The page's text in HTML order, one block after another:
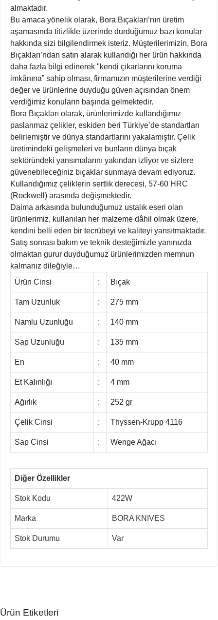
almaktadır.
Bu amaca yönelik olarak, Bora Bıçakları’nın üretim
aşamasında titizlikle üzerinde durduğumuz bazı konular
hakkında sizi bilgilendirmek isteriz. Müşterilerimizin, Bora
Bıçakları’ndan satın alarak kullandığı her ürün hakkında
daha fazla bilgi edinerek "kendi çıkarlarını koruma
imkânına” sahip olması, firmamızın müşterilerine verdiği
değer ve ürünlerine duyduğu güven açısından önem
verdiğimiz konuların başında gelmektedir.
Bora Bıçakları olarak, ürünlerimizde kullandığımız
paslanmaz çelikler, eskiden beri Türkiye’de standartları
belirlemiştir ve dünya standartlarını yakalamıştır. Çelik
üretimindeki gelişmeleri ve bunların dünya bıçak
sektöründeki yansımalarını yakından izliyor ve sizlere
güvenebileceğiniz bıçaklar sunmaya devam ediyoruz.
Kullandığımız çeliklerin sertlik derecesi, 57-60 HRC
(Rockwell) arasında değişmektedir.
Daima arkasında bulunduğumuz ustalık eseri olan
ürünlerimiz, kullanılan her malzeme dâhil olmak üzere,
kendini belli eden bir tecrübeyi ve kaliteyi yansıtmaktadır.
Satış sonrası bakım ve teknik desteğimizle yanınızda
olmaktan gurur duyduğumuz ürünlerimizden memnun
kalmanız dileğiyle…
Ürün Cinsi
: Bıçak
Tam Uzunluk : 275 mm
Namlu Uzunluğu : 140 mm
Sap Uzunluğu : 135 mm
En : 40 mm
Et Kalınlığı : 4 mm
Ağırlık : 252 gr
Çelik Cinsi : Thyssen-Krupp 4116
Sap Cinsi : Wenge Ağacı
Diğer Özellikler
Stok Kodu 422W
Marka BORA KNIVES
Stok Durumu Var
Ürün Etiketleri